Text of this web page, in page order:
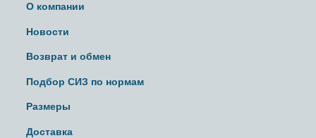
О компании
Новости
Возврат и обмен
Подбор СИЗ по нормам
Размеры
Доставка